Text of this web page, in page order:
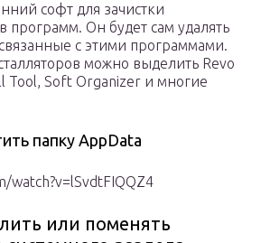
софт для зачистки
программ. Он будет сам удалять
с этими программами.
можно выделить Revo
Tool, Soft Organizer и многие
папку AppData
watch?v=lSvdtFIQQZ4
или поменять